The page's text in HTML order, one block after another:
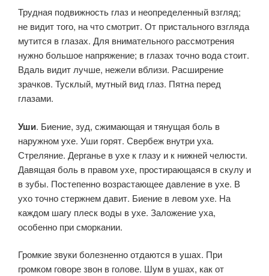
Трудная подвижность глаз и неопределенный взгляд;
не видит того, на что смотрит. От пристального взгляда
му­тится в глазах. Для внимательного рассмотрения
нужно большое напряжение; в глазах точно вода стоит.
Вдаль видит лучше, нежели вблизи. Расширение
зрачков. Тусклый, мутный вид глаз. Пятна пе­ред
глазами.
Уши. Биение, зуд, сжимающая и тянущая боль в
наружном ухе. Уши горят. Свербеж внутри уха.
Стреляние. Дерганье в ухе к глазу и к нижней челюсти.
Давящая боль в правом ухе, простирающаяся в скулу и
в зубы. Постепенно возрастающее давление в ухе. В
ухо точно стержнем давит. Биение в левом ухе. На
каждом шагу плеск воды в ухе. Заложение уха,
особенно при сморкании.
Громкие звуки болезненно отдаются в ушах. При
громком говоре звон в го­лове. Шум в ушах, как от